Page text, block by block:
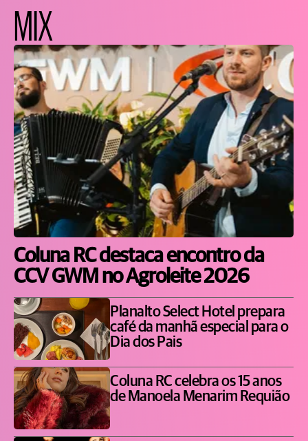
MIX
Coluna RC destaca encontro da
CCV GWM no Agroleite 2026
Planalto Select Hotel prepara
café da manhã especial para o
Dia dos Pais
Coluna RC celebra os 15 anos
de Manoela Menarim Requião